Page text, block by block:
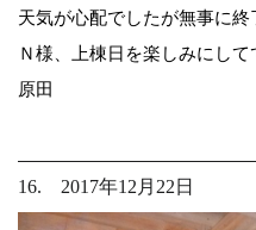
天気が心配でしたが無事に終
Ｎ様、上棟日を楽しみにして
原田
16. 2017年12月22日